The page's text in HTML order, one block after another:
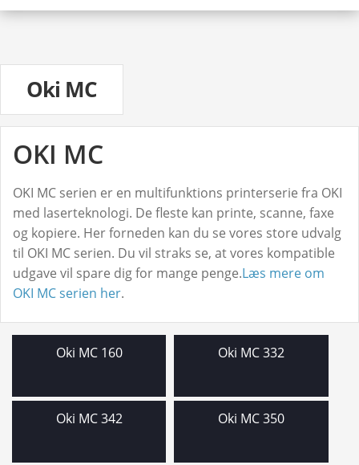
Oki ML
TAPE & LABELS
INFORMATION
👤 Din Konto
Oki MC
OKI MC
OKI MC serien er en multifunktions printerserie fra OKI
med laserteknologi. De fleste kan printe, scanne, faxe
og kopiere. Her forneden kan du se vores store udvalg
til OKI MC serien. Du vil straks se, at vores kompatible
udgave vil spare dig for mange penge.Læs mere om
OKI MC serien her.
Oki MC 160 Oki MC 332
Oki MC 342 Oki MC 350